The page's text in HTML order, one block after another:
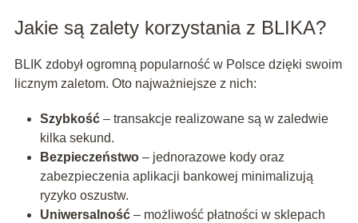
Jakie są zalety korzystania z BLIKA?
BLIK zdobył ogromną popularność w Polsce dzięki swoim
licznym zaletom. Oto najważniejsze z nich:
Szybkość– transakcje realizowane są w zaledwie
kilka sekund.
Bezpieczeństwo– jednorazowe kody oraz
zabezpieczenia aplikacji bankowej minimalizują
ryzyko oszustw.
Uniwersalność– możliwość płatności w sklepach